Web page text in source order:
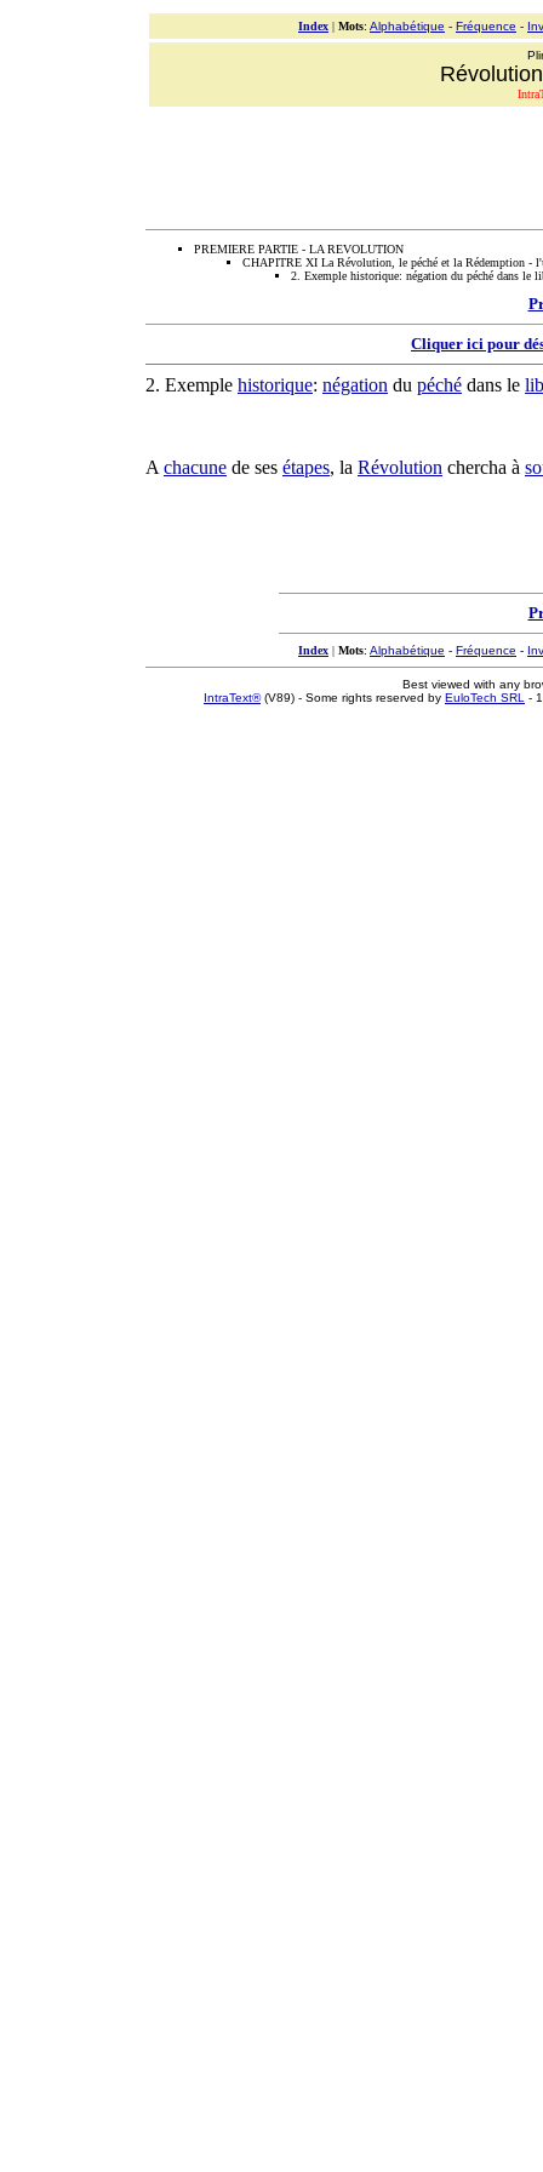
Index | Mots: Alphabétique - Fréquence -
PREMIERE PARTIE - LA REVOLUTION
CHAPITRE XI La Révolution, le péché et la Rédemption -
2. Exemple historique: négation du péché dans le
Cliquer ici pour
2. Exemple historique: négation du péché dans le
A chacune de ses étapes, la Révolution chercha à
Index | Mots: Alphabétique - Fréquence -
Best viewed with any
IntraText®(V89) - Some rights reserved by EuloTech SRL -